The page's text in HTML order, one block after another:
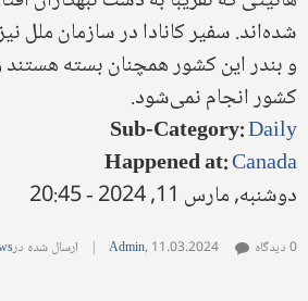
شده‌اند. سفیر کانادا در سازمان ملل
و بندر این کشور همچنان بسته
کشور انجام نمی‌شود.
Sub-Category:Daily
Happened at:Canada
دوشنبه, مارس 11, 2024 - 20:45
Admin, 11.03.2024
| ارسال شده در 0 دیدگاه